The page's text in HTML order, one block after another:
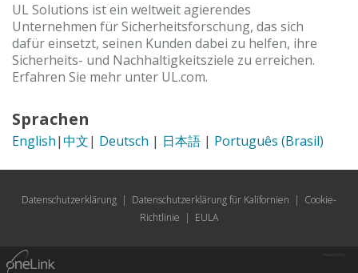
UL Solutions ist ein weltweit agierendes
Unternehmen für Sicherheitsforschung, das sich
dafür einsetzt, seinen Kunden dabei zu helfen, ihre
Sicherheits- und Nachhaltigkeitsziele zu erreichen.
Erfahren Sie mehr unter UL.com.
Sprachen
English|中文| Deutsch | 日本語 | Português (Brasil)
Datenschutzerklärung | Datenschutzerklärung für Kalifornien | Cookie-
Richtlinie | EULA